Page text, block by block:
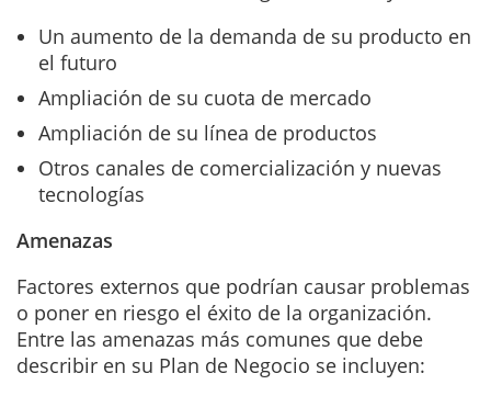
Un aumento de la demanda de su producto en
el futuro
Ampliación de su cuota de mercado
Ampliación de su línea de productos
Otros canales de comercialización y nuevas
tecnologías
Amenazas
Factores externos que podrían causar problemas
o poner en riesgo el éxito de la organización.
Entre las amenazas más comunes que debe
describir en su Plan de Negocio se incluyen: